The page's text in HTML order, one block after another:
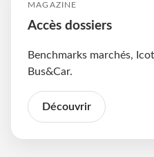
MAGAZINE
Accès dossiers
Benchmarks marchés,
Bus&Car.
Découvrir